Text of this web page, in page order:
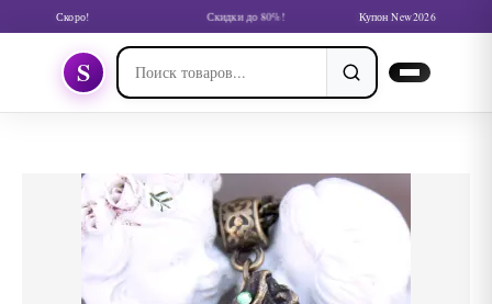
Скоро! Скидки до 80%! Купон New2026
S